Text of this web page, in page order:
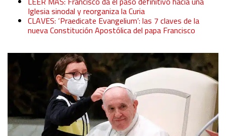
Iglesia sinodal y reorganiza la Curia
CLAVES: ‘Praedicate Evangelium’: las 7 claves de la
nueva Constitución Apostólica del papa Francisco